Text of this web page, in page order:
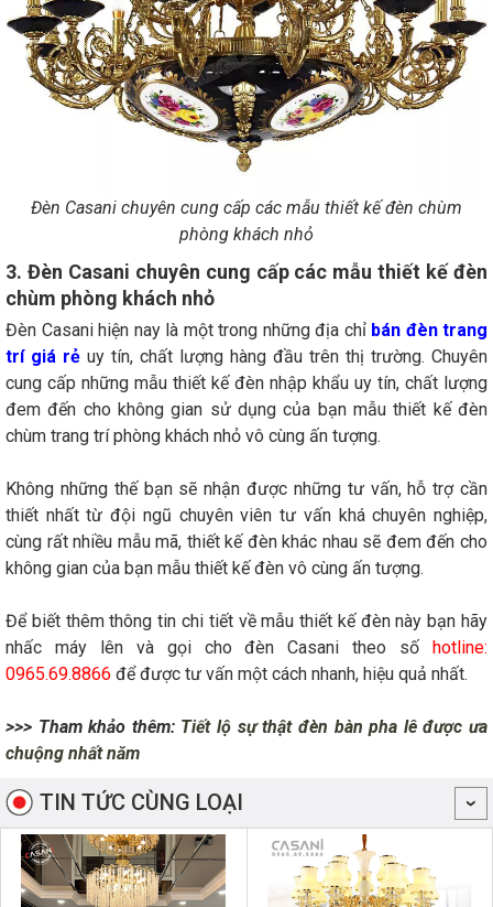
Đèn Casani chuyên cung cấp các mẫu thiết kế đèn chùm
phòng khách nhỏ
3. Đèn Casani chuyên cung cấp các mẫu thiết kế đèn
chùm phòng khách nhỏ
Đèn Casani hiện nay là một trong những địa chỉ bán đèn trang
trí giá rẻ uy tín, chất lượng hàng đầu trên thị trường. Chuyên
cung cấp những mẫu thiết kế đèn nhập khẩu uy tín, chất lượng
đem đến cho không gian sử dụng của bạn mẫu thiết kế đèn
chùm trang trí phòng khách nhỏ vô cùng ấn tượng.
Không những thế bạn sẽ nhận được những tư vấn, hỗ trợ cần
thiết nhất từ đội ngũ chuyên viên tư vấn khá chuyên nghiệp,
cùng rất nhiều mẫu mã, thiết kế đèn khác nhau sẽ đem đến cho
không gian của bạn mẫu thiết kế đèn vô cùng ấn tượng.
Để biết thêm thông tin chi tiết về mẫu thiết kế đèn này bạn hãy
nhấc máy lên và gọi cho đèn Casani theo số hotline:
0965.69.8866 để được tư vấn một cách nhanh, hiệu quả nhất.
>>> Tham khảo thêm: Tiết lộ sự thật đèn bàn pha lê được ưa
chuộng nhất năm
TIN TỨC CÙNG LOẠI